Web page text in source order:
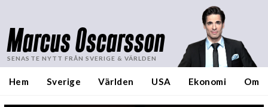
Marcus Oscarsson
SENASTE NYTT FRÅN SVERIGE & VÄRLDEN
Hem Sverige Världen USA Ekonomi Om